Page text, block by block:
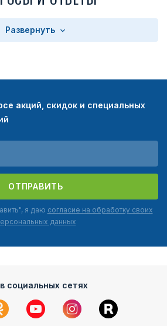
Развернуть
акций, скидок и специальных
ОТПРАВИТЬ
я даю согласие на обработку своих
данных
социальных сетях